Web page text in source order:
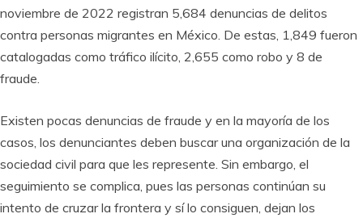
noviembre de 2022 registran 5,684 denuncias de delitos
contra personas migrantes en México. De estas, 1,849 fueron
catalogadas como tráfico ilícito, 2,655 como robo y 8 de
fraude.
Existen pocas denuncias de fraude y en la mayoría de los
casos, los denunciantes deben buscar una organización de la
sociedad civil para que les represente. Sin embargo, el
seguimiento se complica, pues las personas continúan su
intento de cruzar la frontera y sí lo consiguen, dejan los